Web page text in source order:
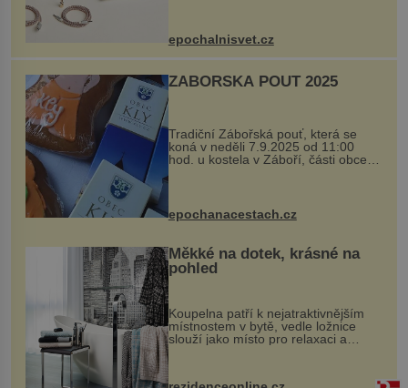
kovový...
epochalnisvet.cz
ZÁBOŘSKÁ POUŤ 2025
Tradiční Zábořská pouť, která se
koná v neděli 7.9.2025 od 11:00
hod. u kostela v Záboří, části obce
Kly u Mělníka. V programu naleznete
komentovanou prohlídku kostela,
epochanacestach.cz
Měkké na dotek, krásné na
pohled
Koupelna patří k nejatraktivnějším
místnostem v bytě, vedle ložnice
slouží jako místo pro relaxaci a
odpočinek. Koupelnový textil –
ručníky, osušky a koberečky –
mohou jako mávnutím kouzelného